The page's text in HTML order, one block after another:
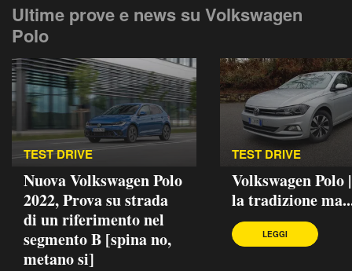
Ultime prove e news su Volkswagen
Polo
TEST DRIVE
Nuova Volkswagen Polo
2022, Prova su strada
di un riferimento nel
segmento B [spina no,
metano si]
TEST DRIVE
Volkswagen Polo
la tradizione
LEGGI